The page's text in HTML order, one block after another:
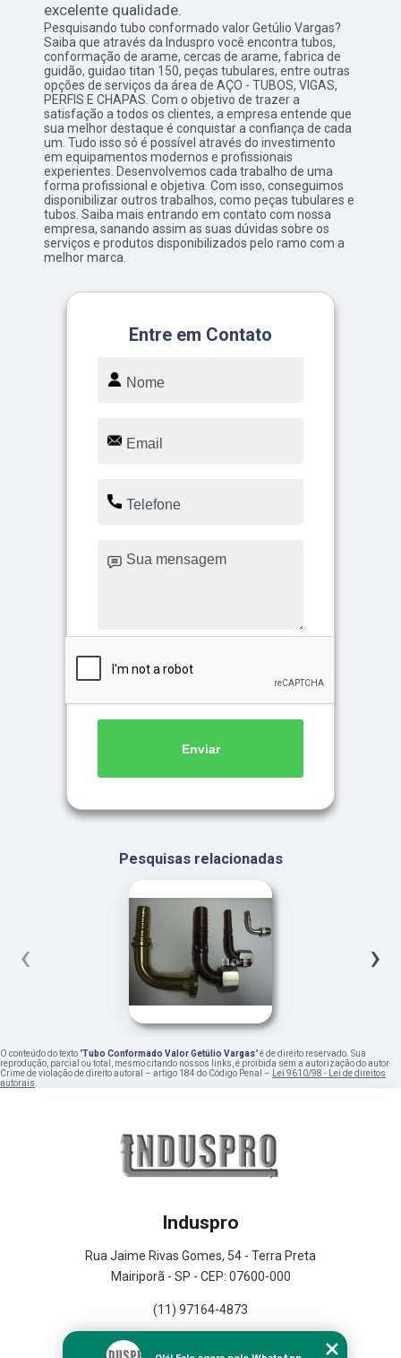
excelente qualidade.
Pesquisando tubo conformado valor Getúlio Vargas?
Saiba que através da Induspro você encontra tubos,
conformação de arame, cercas de arame, fabrica de
guidão, guidao titan 150, peças tubulares, entre outras
opções de serviços da área de AÇO - TUBOS, VIGAS,
PERFIS E CHAPAS. Com o objetivo de trazer a
satisfação a todos os clientes, a empresa entende que
sua melhor destaque é conquistar a confiança de cada
um. Tudo isso só é possível através do investimento
em equipamentos modernos e profissionais
experientes. Desenvolvemos cada trabalho de uma
forma profissional e objetiva. Com isso, conseguimos
disponibilizar outros trabalhos, como peças tubulares e
tubos. Saiba mais entrando em contato com nossa
empresa, sanando assim as suas dúvidas sobre os
serviços e produtos disponibilizados pelo ramo com a
melhor marca.
Entre em Contato
Enviar
Pesquisas relacionadas
‹ ›
O conteúdo do texto "Tubo Conformado Valor Getúlio Vargas" é de direito reservado. Sua
reprodução, parcial ou total, mesmo citando nossos links, é proibida sem a autorização do autor.
Crime de violação de direito autoral – artigo 184 do Código Penal – Lei 9610/98 - Lei de direitos
autorais.
Induspro
Rua Jaime Rivas Gomes, 54 - Terra Preta
Mairiporã - SP - CEP: 07600-000
(11) 97164-4873